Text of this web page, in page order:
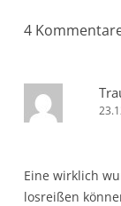
4
Eine wirklich
losreißen